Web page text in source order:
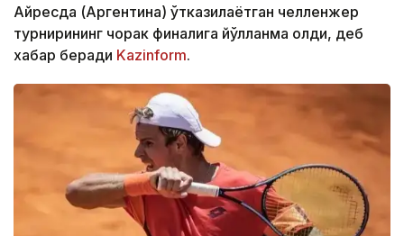
Айресда (Аргентина) ўтказилаётган челленжер
турнирининг чорак финалига йўлланма олди, деб
хабар беради Kazinform.